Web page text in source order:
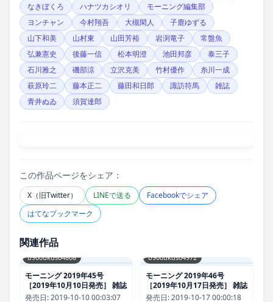
なきぼくろ
ハナツカシオリ
モーニング編集部
ヨンチャン
今村翔吾 大槻閑人
子鹿ゆずる
山下和美
山村東 山田芳裕 岩渕竜子
常盤魚
弘兼憲史
後藤一信 松本明澄 池田邦彦
泰三子
石川雅之
磯部涼 立沢克美 竹村優作
糸川一成
萩原玲二
藤本正二 藤田和日郎 諏訪符馬
雑誌
青井ぬゐ
須賀達郎
この作品ページをシェア：
X（旧Twitter） LINEで送る
Facebookでシェア
はてなブックマーク
関連作品
b900ukds04808
モーニング 2019年45号
［2019年10月10日発売］ 雑誌
発売日:2019-10-10 00:03:07
b900ukds04972
モーニング 2019年46号
［2019年10月17日発売］ 雑誌
発売日:2019-10-17 00:00:18